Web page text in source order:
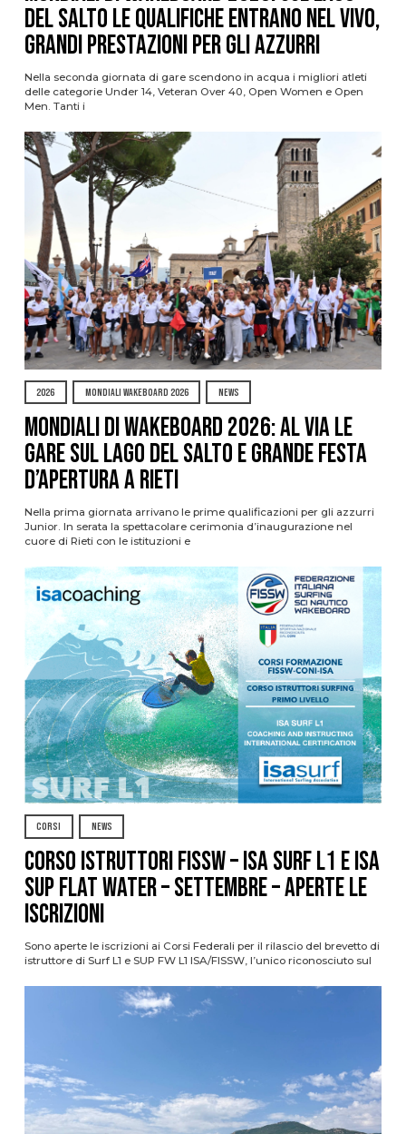
del Salto le qualifiche entrano nel vivo,
grandi prestazioni per gli azzurri
Nella seconda giornata di gare scendono in acqua i migliori atleti
delle categorie Under 14, Veteran Over 40, Open Women e Open
Men. Tanti i
2026 MONDIALI WAKEBOARD 2026 NEWS
Mondiali di Wakeboard 2026: al via le
gare sul Lago del Salto e grande festa
d’apertura a Rieti
Nella prima giornata arrivano le prime qualificazioni per gli azzurri
Junior. In serata la spettacolare cerimonia d’inaugurazione nel
cuore di Rieti con le istituzioni e
CORSI NEWS
CORSO ISTRUTTORI FISSW – ISA SURF L1 e ISA
SUP Flat Water – SETTEMBRE – APERTE LE
ISCRIZIONI
Sono aperte le iscrizioni ai Corsi Federali per il rilascio del brevetto di
istruttore di Surf L1 e SUP FW L1 ISA/FISSW, l’unico riconosciuto sul